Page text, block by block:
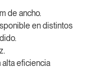
de ancho.
en distintos
eficiencia